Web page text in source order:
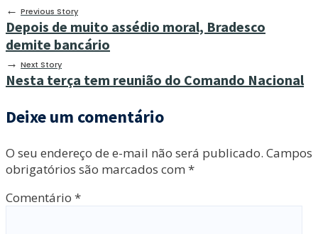
← Previous Story
Depois de muito assédio moral, Bradesco
demite bancário
→ Next Story
Nesta terça tem reunião do Comando Nacional
Deixe um comentário
O seu endereço de e-mail não será publicado. Campos
obrigatórios são marcados com *
Comentário *